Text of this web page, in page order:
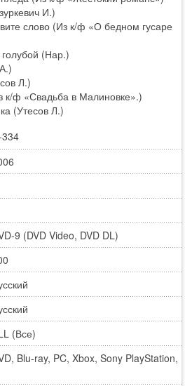
И.)
слово (Из к/ф «О бедном гусаре
(Нар.)
Л.)
к/ф «Свадьба в Малиновке».)
(Утесов Л.)
334
9 (DVD Video, DVD DL)
(Все)
Blu-ray, PC, Xbox, Sony PlayStation,